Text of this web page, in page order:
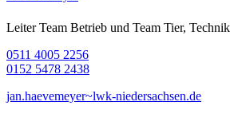
Leiter Team Betrieb und Team Tier,
0511 4005 2256
0152 5478 2438
jan.haevemeyer~lwk-niedersachsen.de